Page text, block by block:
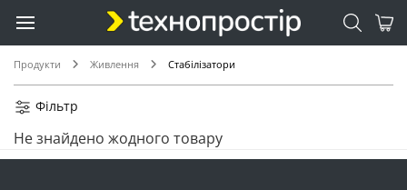
Продукти Живлення Стабілізатори
Фільтр
Не знайдено жодного товару